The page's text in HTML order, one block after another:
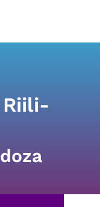
Riili-